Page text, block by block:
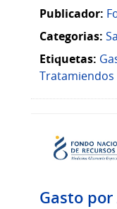
Publicador:
Categorias:
Etiquetas:
Tratamiendos
Gasto